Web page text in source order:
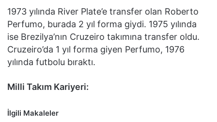
1973 yılında River Plate’e transfer olan Roberto
Perfumo, burada 2 yıl forma giydi. 1975 yılında
ise Brezilya’nın Cruzeiro takımına transfer oldu.
Cruzeiro’da 1 yıl forma giyen Perfumo, 1976
yılında futbolu bıraktı.
Milli Takım Kariyeri:
İlgili Makaleler